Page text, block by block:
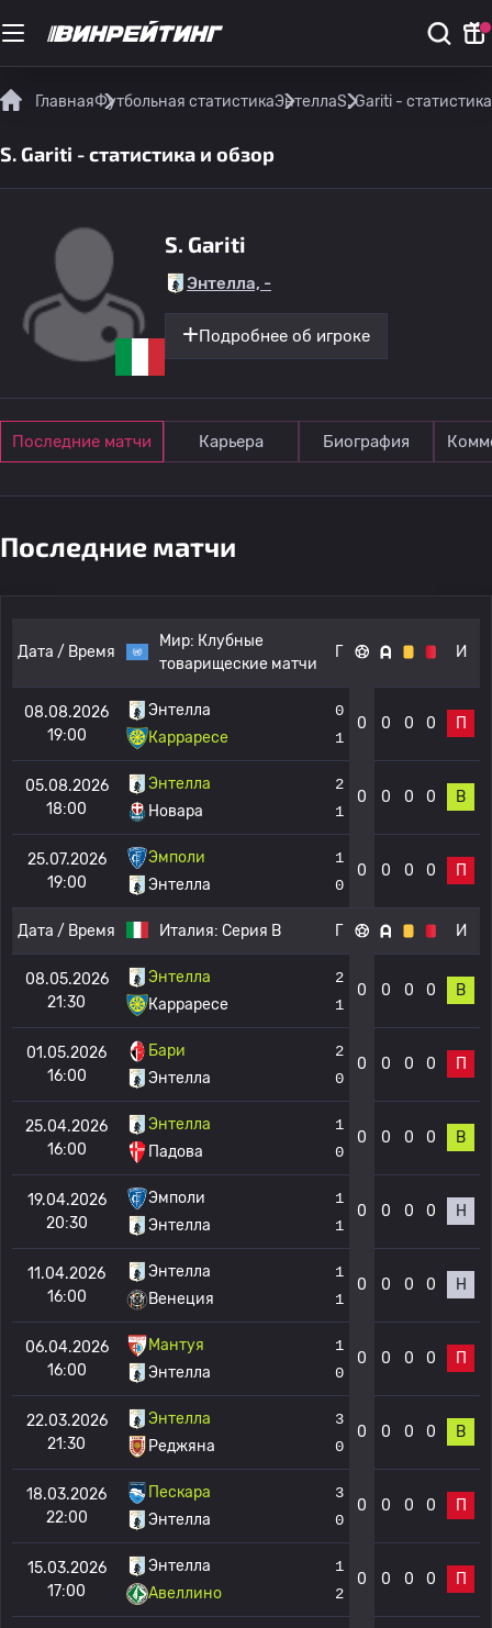
ГлавнаяФутбольная статистикаЭнтеллаS. Gariti -
S. Gariti - статистика и обзор
S. Gariti
Энтелла, -
Подробнее об игроке
Последние матчи Карьера Биография
Последние матчи
Дата / Время
Мир: Клубные
товарищеские матчи
Г И
08.08.2026
19:00
Энтелла
Карраресе
0
1
0 0 0 0 П
05.08.2026
18:00
Энтелла
Новара
2
1
0 0 0 0 В
25.07.2026
19:00
Эмполи
Энтелла
1
0
0 0 0 0 П
Дата / Время Италия: Серия B Г И
08.05.2026
21:30
Энтелла
Карраресе
2
1
0 0 0 0 В
01.05.2026
16:00
Бари
Энтелла
2
0
0 0 0 0 П
25.04.2026
16:00
Энтелла
Падова
1
0
0 0 0 0 В
19.04.2026
20:30
Эмполи
Энтелла
1
1
0 0 0 0 Н
11.04.2026
16:00
Энтелла
Венеция
1
1
0 0 0 0 Н
06.04.2026
16:00
Мантуя
Энтелла
1
0
0 0 0 0 П
22.03.2026
21:30
Энтелла
Реджяна
3
0
0 0 0 0 В
18.03.2026
22:00
Пескара
Энтелла
3
0
0 0 0 0 П
15.03.2026
17:00
Энтелла
Авеллино
1
2
0 0 0 0 П